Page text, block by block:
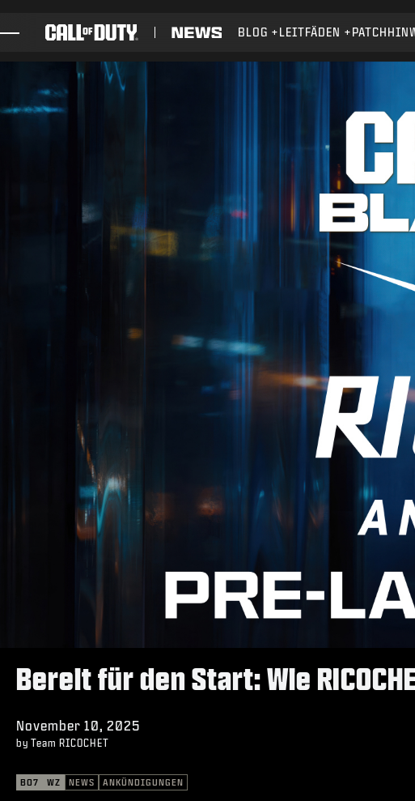
BLOG LEITFÄDEN
Bereit für den Start: Wie
November 10, 2025
by Team RICOCHET
BO7 WZ NEWS ANKÜNDIGUNGEN